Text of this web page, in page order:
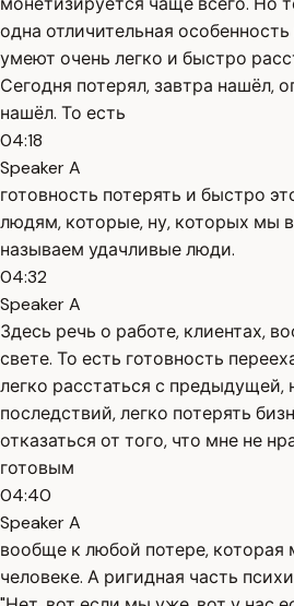
одна отличительная
умеют очень легко и быстро
Сегодня потерял, завтра нашёл,
нашёл. То есть
04:18
Speaker A
готовность потерять и быстро
людям, которые, ну, которых мы
называем удачливые люди.
04:32
Speaker A
Здесь речь о работе, клиентах,
свете. То есть готовность
легко расстаться с предыдущей,
последствий, легко потерять
отказаться от того, что мне не
готовым
04:40
Speaker A
вообще к любой потере, которая
человеке. А ригидная часть